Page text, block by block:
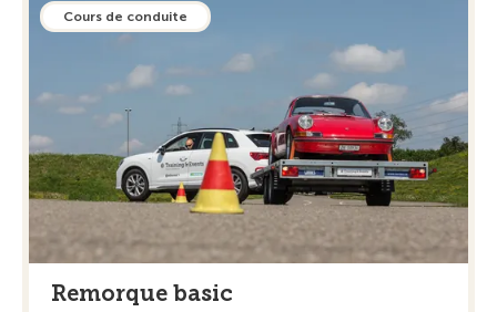
Cours de conduite
Remorque basic